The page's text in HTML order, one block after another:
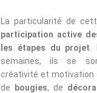
La particularité de
participation active
les étapes du projet
semaines, ils se
créativité et motivation
de
bougies, de